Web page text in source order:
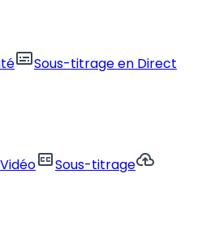
subtitlesSous-titrage en Direct
closed_captionSous-titragecloud_upload